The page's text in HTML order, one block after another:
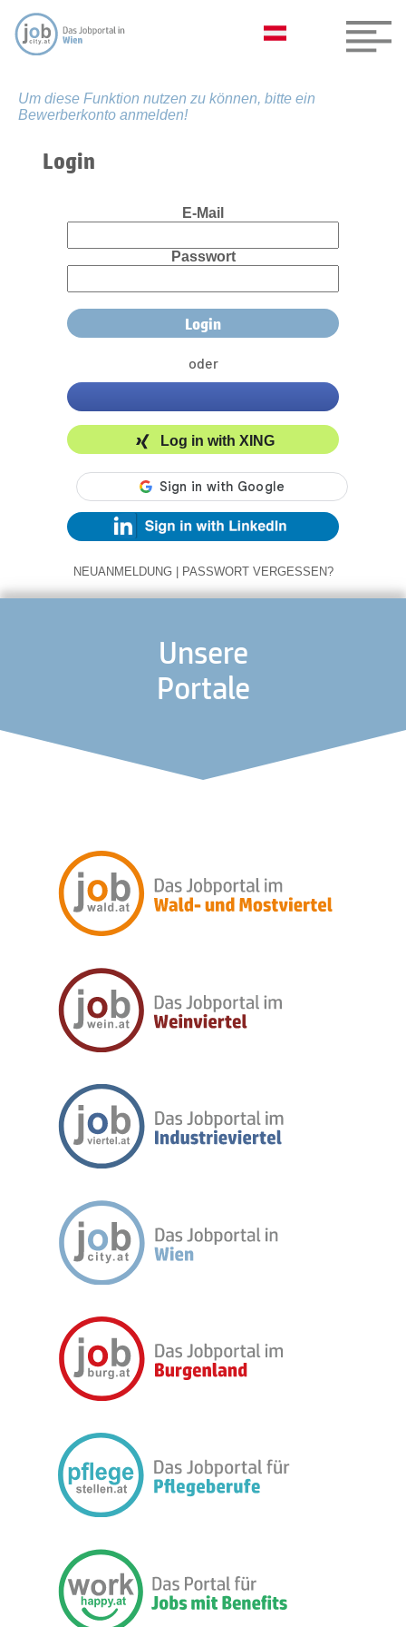
Um diese Funktion nutzen zu können, bitte ein
Bewerberkonto anmelden!
Login
E-Mail
Passwort
oder
Log in with XING
NEUANMELDUNG | PASSWORT VERGESSEN?
Unsere
Portale